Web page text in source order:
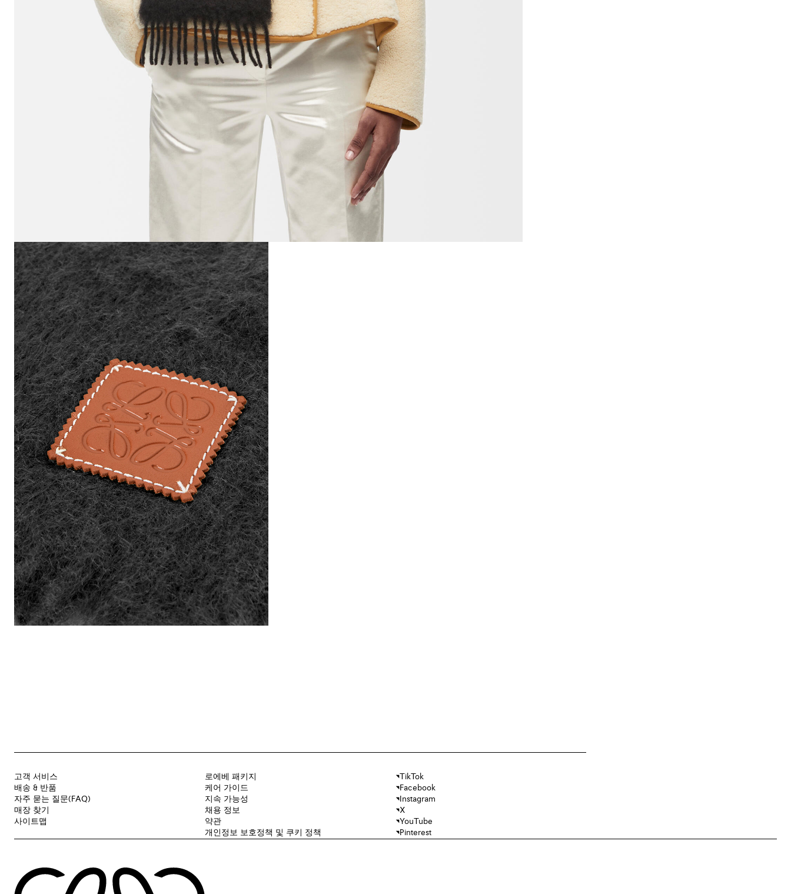
고객 서비스
배송 & 반품
자주 묻는 질문(FAQ)
매장 찾기
사이트맵
로에베 패키지
케어 가이드
지속 가능성
채용 정보
약관
개인정보 보호정책 및 쿠키 정책
TikTok
Facebook
Instagram
X
YouTube
Pinterest